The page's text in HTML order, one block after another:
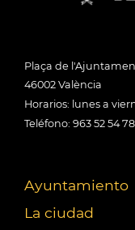
Plaça de
46002 València
Horarios: lunes a
Teléfono: 963 52 54 78
Ayuntamiento
La ciudad